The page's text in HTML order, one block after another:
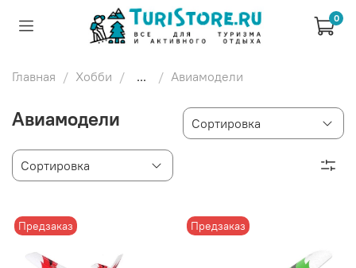
0
Главная Хобби ... Авиамодели
Авиамодели
Предзаказ Предзаказ